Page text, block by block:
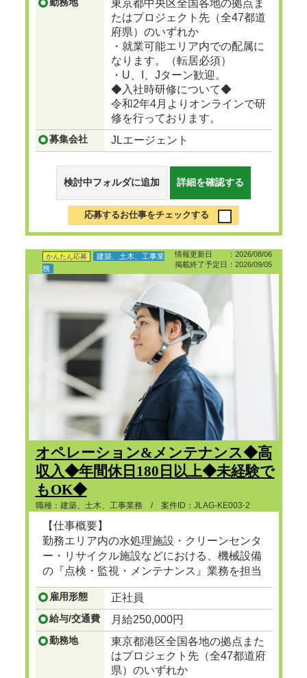
東京都中央区全国各地の拠点ま
たはプロジェクト先（全47都道
府県）のいずれか
・就業可能エリア内での配属に
なります。（転居必須）
・U、I、Jターン歓迎。
◆入社時研修について◆
令和2年4月よりオンラインで研
修を行っております。
募集会社 JLエージェント
検討中フォルダに追加 詳細を確認する
応募するお仕事をチェックする
情報更新日 ：2026/08/06
掲載終了予定日：2026/09/05
かんたん応募
建築、土木、工事業
務
オペレーション&メンテナンス◆高
収入◆年間休日180日以上◆未経験で
もOK◆
職種：建築、土木、工事業務 / 案件ID：JLAG-KE003-2
【仕事概要】
勤務エリア内の水処理施設・クリーンセンタ
ー・リサイクル施設などにおける、機械設備
の『点検・監視・メンテナンス』業務を担当
頂きます。
...つづきを見る
雇用形態 正社員
給与/交通費 月給250,000円
勤務地
東京都港区全国各地の拠点また
はプロジェクト先（全47都道府
県）のいずれか